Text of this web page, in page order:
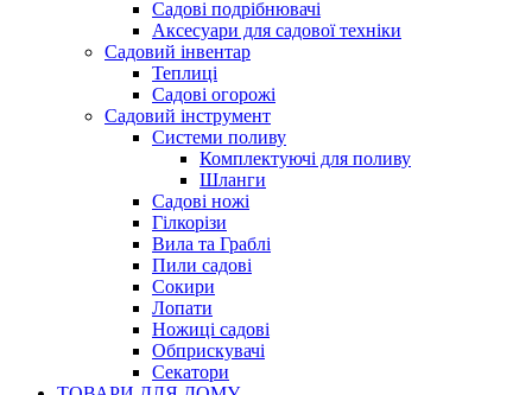
Садові подрібнювачі
Аксесуари для садової техніки
Садовий інвентар
Теплиці
Садові огорожі
Садовий інструмент
Системи поливу
Комплектуючі для поливу
Шланги
Садові ножі
Гілкорізи
Вила та Граблі
Пили садові
Сокири
Лопати
Ножиці садові
Обприскувачі
Секатори